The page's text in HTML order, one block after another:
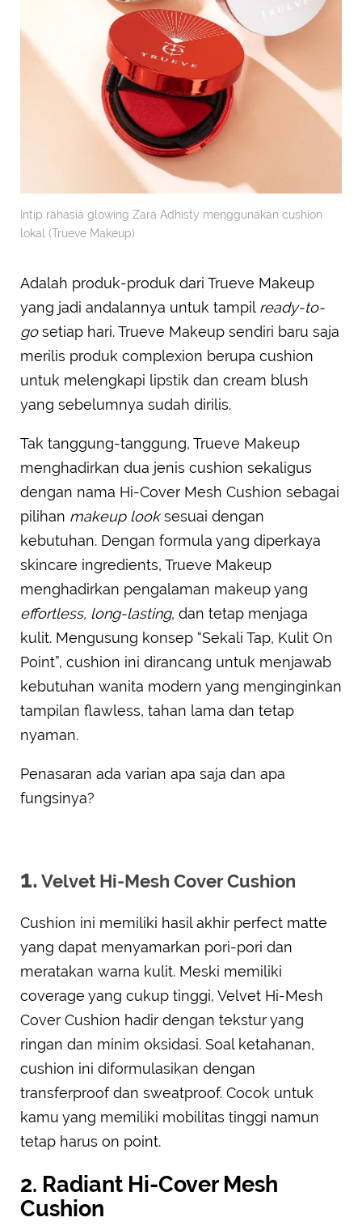
Intip rahasia glowing Zara Adhisty menggunakan cushion
lokal (Trueve Makeup)
Adalah produk-produk dari Trueve Makeup
yang jadi andalannya untuk tampil ready-to-
gosetiap hari. Trueve Makeup sendiri baru saja
merilis produk complexion berupa cushion
untuk melengkapi lipstik dan cream blush
yang sebelumnya sudah dirilis.
Tak tanggung-tanggung, Trueve Makeup
menghadirkan dua jenis cushion sekaligus
dengan nama Hi-Cover Mesh Cushion sebagai
pilihan makeup looksesuai dengan
kebutuhan. Dengan formula yang diperkaya
skincare ingredients, Trueve Makeup
menghadirkan pengalaman makeup yang
effortless, long-lasting, dan tetap menjaga
kulit. Mengusung konsep “Sekali Tap, Kulit On
Point”, cushion ini dirancang untuk menjawab
kebutuhan wanita modern yang menginginkan
tampilan flawless, tahan lama dan tetap
nyaman.
Penasaran ada varian apa saja dan apa
fungsinya?
1. Velvet Hi-Mesh Cover Cushion
Cushion ini memiliki hasil akhir perfect matte
yang dapat menyamarkan pori-pori dan
meratakan warna kulit. Meski memiliki
coverage yang cukup tinggi, Velvet Hi-Mesh
Cover Cushion hadir dengan tekstur yang
ringan dan minim oksidasi. Soal ketahanan,
cushion ini diformulasikan dengan
transferproof dan sweatproof. Cocok untuk
kamu yang memiliki mobilitas tinggi namun
tetap harus on point.
2. Radiant Hi-Cover Mesh
Cushion